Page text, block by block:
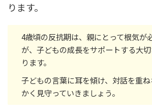
ります。
4歳頃の反抗期は、親にとって根気が
が、子どもの成長をサポートする大
ります。
子どもの言葉に耳を傾け、対話を重
かく見守っていきましょう。